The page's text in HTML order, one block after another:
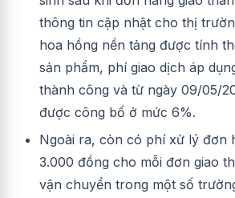
thông tin cập nhật cho thị
hoa hồng nền tảng được tính
sản phẩm, phí giao dịch áp
thành công và từ ngày 09/05/
được công bố ở mức 6%.
Ngoài ra, còn có phí xử lý đơn
3.000 đồng cho mỗi đơn giao
vận chuyển trong một số